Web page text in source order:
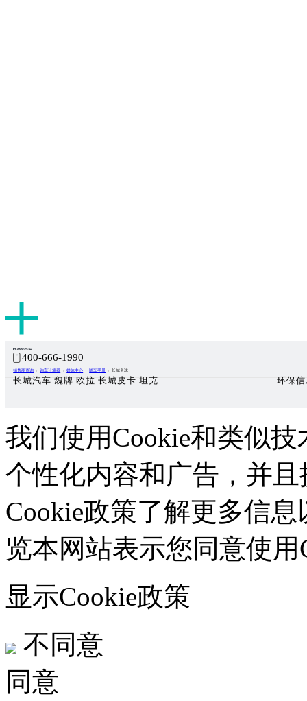
400-666-1990
销售商查询 购车计算器 媒体中心 随车手册 长城全球
长城汽车 魏牌 欧拉 长城皮卡 坦克 环保
我们使用Cookie和类似技
个性化内容和广告，并
Cookie政策了解更多信
览本网站表示您同意使用
显示Cookie政策
不同意
同意